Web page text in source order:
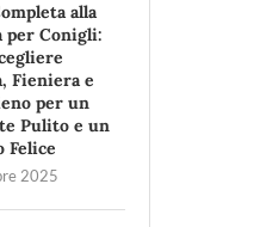
alla
per Conigli:
Fieniera e
per un
Pulito e un
Felice
2025